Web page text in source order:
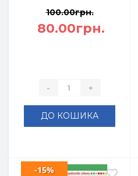
100.00грн.
80.00грн.
- +
ДО КОШИКА
-15%